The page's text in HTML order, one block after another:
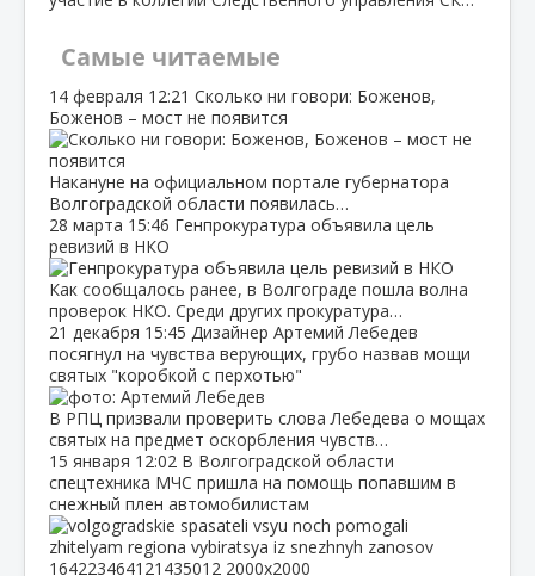
Самые читаемые
14 февраля 12:21 Сколько ни говори: Боженов,
Боженов – мост не появится
Накануне на официальном портале губернатора
Волгоградской области появилась…
28 марта 15:46 Генпрокуратура объявила цель
ревизий в НКО
Как сообщалось ранее, в Волгограде пошла волна
проверок НКО. Среди других прокуратура…
21 декабря 15:45 Дизайнер Артемий Лебедев
посягнул на чувства верующих, грубо назвав мощи
святых "коробкой с перхотью"
В РПЦ призвали проверить слова Лебедева о мощах
святых на предмет оскорбления чувств…
15 января 12:02 В Волгоградской области
спецтехника МЧС пришла на помощь попавшим в
снежный плен автомобилистам